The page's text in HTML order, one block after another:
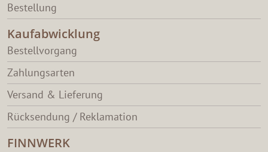
Bestellung
Kaufabwicklung
Bestellvorgang
Zahlungsarten
Versand & Lieferung
Rücksendung / Reklamation
FINNWERK